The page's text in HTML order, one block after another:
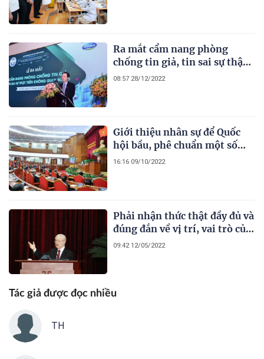
Ra mắt cẩm nang phòng
chống tin giả, tin sai sự thật
trên không gian mạng
08:57 28/12/2022
Giới thiệu nhân sự để Quốc
hội bầu, phê chuẩn một số
chức danh
16:16 09/10/2022
Phải nhận thức thật đầy đủ và
đúng đắn về vị trí, vai trò của
tam nông
09:42 12/05/2022
Tác giả được đọc nhiều
TH